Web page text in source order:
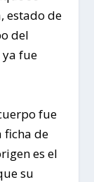
estado de
del
fue
fue
ficha de
es el
su